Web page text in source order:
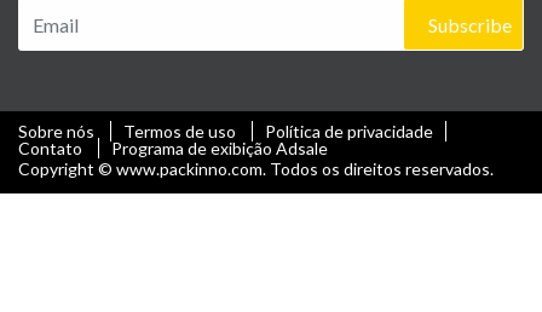
Subscribe
Sobre nós Termos de uso
Política de privacidade
Contato
Programa de exibição Adsale
Copyright © www.packinno.com. Todos os direitos reservados.